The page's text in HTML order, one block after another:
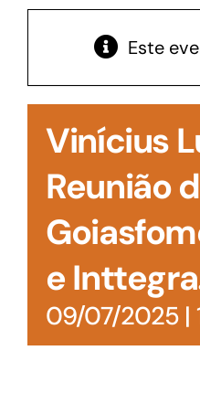
Acesso à Informação
Este
Vinícius
Reunião
e
09/07/2025 |